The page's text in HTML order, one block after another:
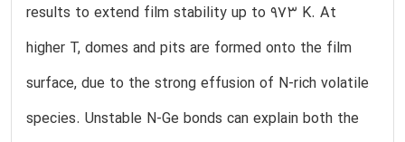
results to extend film stability up to 973 K. At
higher T, domes and pits are formed onto the film
surface, due to the strong effusion of N-rich volatile
species. Unstable N-Ge bonds can explain both the